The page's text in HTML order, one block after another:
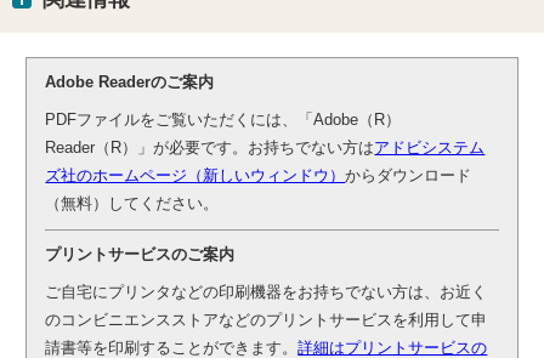
Adobe Readerのご案内
PDFファイルをご覧いただくには、「Adobe（R）
Reader（R）」が必要です。お持ちでない方はアドビシステム
ズ社のホームページ（新しいウィンドウ）からダウンロード
（無料）してください。
プリントサービスのご案内
ご自宅にプリンタなどの印刷機器をお持ちでない方は、お近く
のコンビニエンスストアなどのプリントサービスを利用して申
請書等を印刷することができます。詳細はプリントサービスの